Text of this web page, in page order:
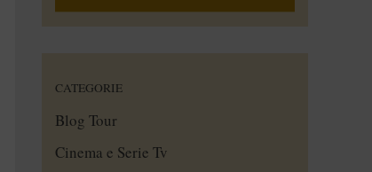
CATEGORIE
Blog Tour
Cinema e Serie Tv